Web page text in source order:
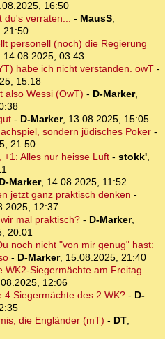
16:50
du's verraten... - MausS,
21:50
personell (noch) die Regierung
14.08.2025, 03:43
habe ich nicht verstanden. owT-
15:18
also Wessi (OwT) - D-Marker,
- D-Marker, 13.08.2025, 15:05
sondern jüdisches Poker-
21:50
+1: Alles nur heisse Luft- stokk',
D-Marker, 14.08.2025, 11:52
jetzt ganz praktisch denken -
12:37
mal praktisch?- D-Marker,
20:01
noch nicht "von mir genug" hast:
- D-Marker, 15.08.2025, 21:40
WK2-Siegermächte am Freitag
12:06
4 Siegermächte des 2.WK?- D-
die Engländer (mT) - DT,